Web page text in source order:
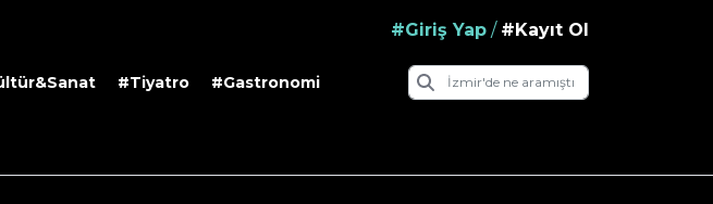
#Giriş Yap / #Kayıt Ol
#Tiyatro
#Gastronomi